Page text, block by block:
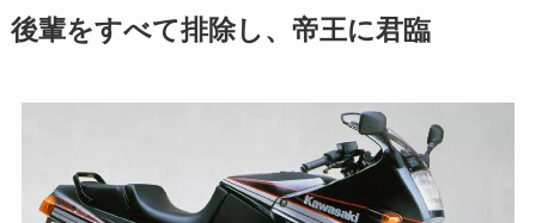
後輩をすべて排除し、帝王に君臨